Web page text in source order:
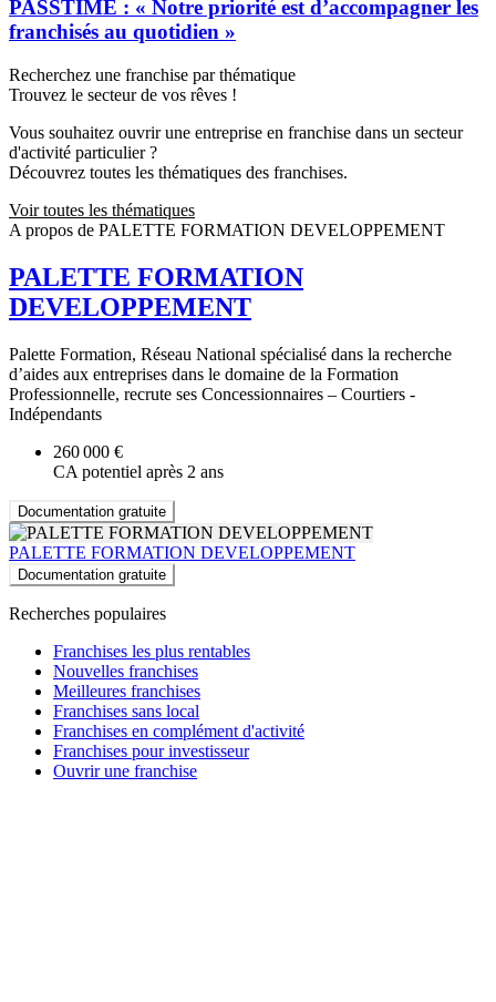
PASSTIME : « Notre priorité est d’accompagner les
franchisés au quotidien »
Recherchez une franchise par thématique
Trouvez le secteur de vos rêves !
Vous souhaitez ouvrir une entreprise en franchise dans un secteur
d'activité particulier ?
Découvrez toutes les thématiques des franchises.
Voir toutes les thématiques
A propos de PALETTE FORMATION DEVELOPPEMENT
PALETTE FORMATION
DEVELOPPEMENT
Palette Formation, Réseau National spécialisé dans la recherche
d’aides aux entreprises dans le domaine de la Formation
Professionnelle, recrute ses Concessionnaires – Courtiers -
Indépendants
260 000 €
CA potentiel après 2 ans
Documentation gratuite
PALETTE FORMATION DEVELOPPEMENT
Documentation gratuite
Recherches populaires
Franchises les plus rentables
Nouvelles franchises
Meilleures franchises
Franchises sans local
Franchises en complément d'activité
Franchises pour investisseur
Ouvrir une franchise